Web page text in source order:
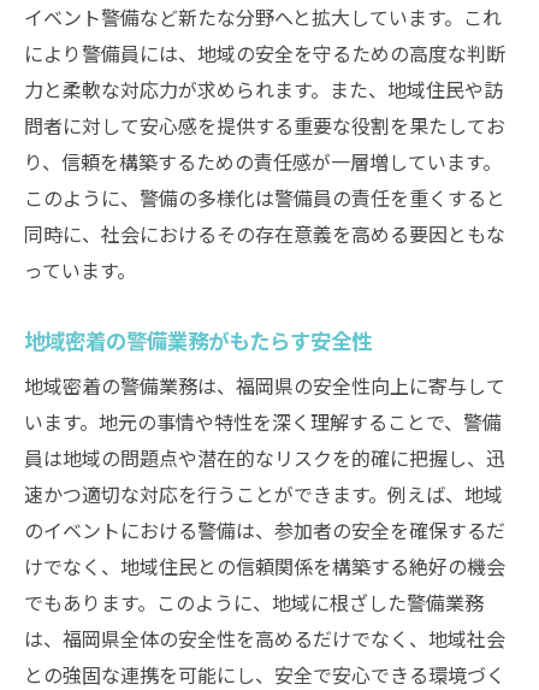
福岡県での警備需要の現状分析
警備業界の新しいトレンドを探る
地域の安全を確保するための警備の工夫
警備の現場から見た福岡県の安全課題
未来を見据えた警備業界の展望
福岡県の活気を守る警備の重要性とその展開
活気ある地域社会を支える警備の役割
地域の活力を高めるための警備の工夫
福岡の活気を支える警備業界の取り組み
警備の視点から見る地域活性化の可能性
活気ある福岡を実現するための警備の役割
警備の視点から見る福岡県の安全と未来の可能
性
警備から考える福岡県の安全戦略
未来の福岡を支える警備の新しい形
地域の安全を確保するための警備の視点
イベント警備など新たな分野へと拡大しています。これ
により警備員には、地域の安全を守るための高度な判断
力と柔軟な対応力が求められます。また、地域住民や訪
問者に対して安心感を提供する重要な役割を果たしてお
り、信頼を構築するための責任感が一層増しています。
このように、警備の多様化は警備員の責任を重くすると
同時に、社会におけるその存在意義を高める要因ともな
っています。
地域密着の警備業務がもたらす安全性
地域密着の警備業務は、福岡県の安全性向上に寄与して
います。地元の事情や特性を深く理解することで、警備
員は地域の問題点や潜在的なリスクを的確に把握し、迅
速かつ適切な対応を行うことができます。例えば、地域
のイベントにおける警備は、参加者の安全を確保するだ
けでなく、地域住民との信頼関係を構築する絶好の機会
でもあります。このように、地域に根ざした警備業務
は、福岡県全体の安全性を高めるだけでなく、地域社会
との強固な連携を可能にし、安全で安心できる環境づく